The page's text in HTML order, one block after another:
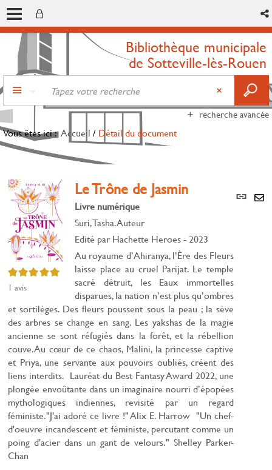
Bibliothèque municipale
de Sotteville-lès-Rouen
recherche avancée
Vous êtes ici : Accueil / Détail du document
Lien
5/5
1 avis
Le Trône de Jasmin
Livre numérique
Suri, Tasha. Auteur
Edité par Hachette Heroes- 2023
Au royaume d’Ahiranya, l’Ère des Fleurs
laisse place au cruel Parijat. Le temple
sacré détruit, les Eaux immortelles
disparues, la nation n’est plus qu’ombres
et sortilèges. Des fleurs poussent sous la peau ; la sève
des arbres se change en sang. Les yakshas de la magie
ancienne se sont réfugiés dans la forêt, et la rébellion
couve.Au cœur de ce chaos, Malini, la princesse captive
et Priya, une servante aux pouvoirs oubliés, créent des
liens interdits. Lauréat du Best Fantasy Award 2022, une
plongée envoûtante dans un imaginaire nourri d’épopées
mythologiques indiennes, revisité par un regard
féministe."J'ai adoré ce livre !" Alix E. Harrow "Un chef-
d'oeuvre incandescent et féministe, percutant comme un
poing d'acier dans un gant de velours." Shelley Parker-
Chan